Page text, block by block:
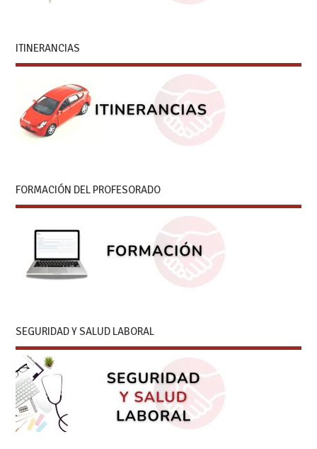
ITINERANCIAS
FORMACIÓN DEL PROFESORADO
SEGURIDAD Y SALUD LABORAL